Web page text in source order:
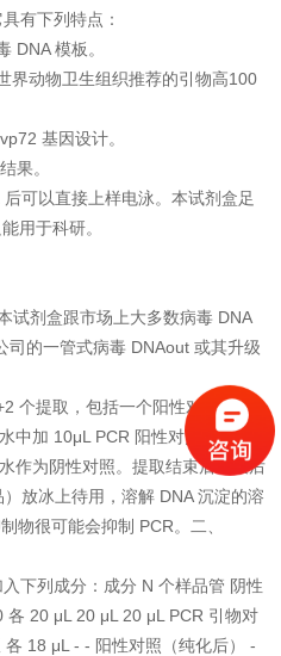
有下列特点：
DNA 模板。
界动物卫生组织推荐的引物高100
基因设计。
果。
可以直接上样电泳。本试剂盒足
用于科研。
试剂盒跟市场上大多数病毒 DNA
司的一管式病毒 DNAout 或其升级
个提取，包括一个阳性对照和一个
中加 10μL PCR 阳性对照作为阳性
作为阴性对照。提取结束后，最后
放冰上待用，溶解 DNA 沉淀的溶
物很可能会抑制 PCR。二、
下列成分：成分 N 个样品管 阴性
20 μL 20 μL 20 μL PCR 引物对
18 μL - - 阳性对照（纯化后） -